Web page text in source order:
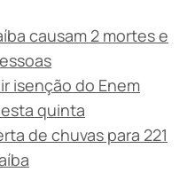
causam 2 mortes e
isenção do Enem
quinta
de chuvas para 221